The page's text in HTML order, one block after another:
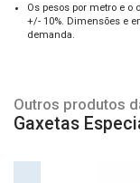
Os pesos por metro e
+/- 10%. Dimensões e
demanda.
Outros produtos
Gaxetas